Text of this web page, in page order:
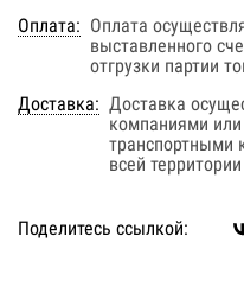
Оплата: Оплата
выставленного
отгрузки партии
Доставка: Доставка
компаниями
транспортными
всей
Поделитесь ссылкой: